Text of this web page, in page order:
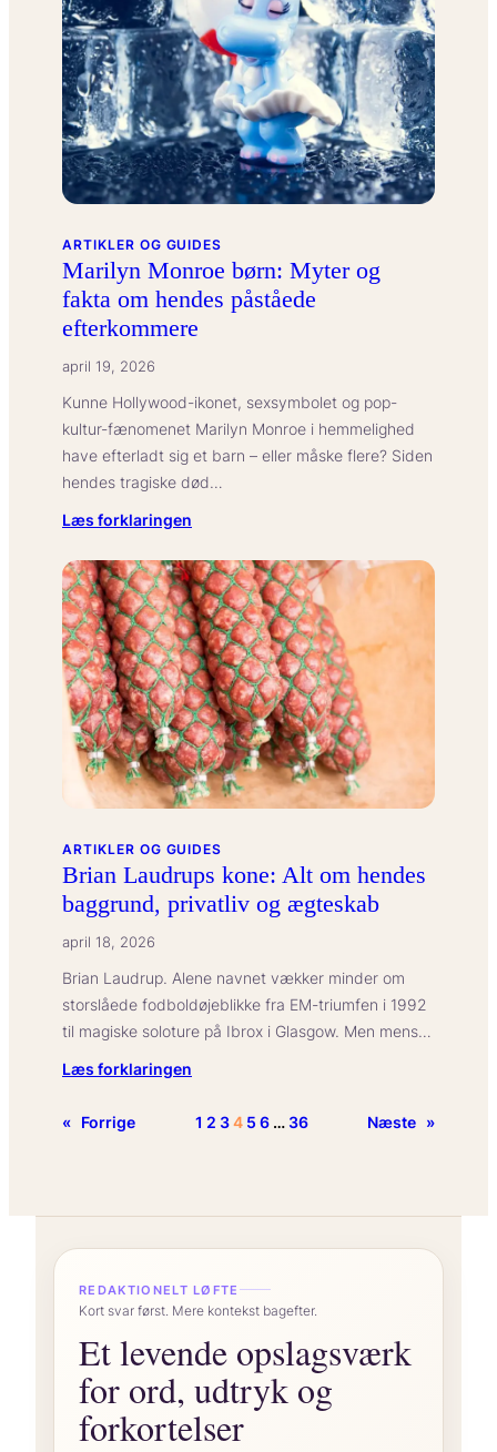
en
sund
work-
life
balance?
ARTIKLER OG GUIDES
Marilyn Monroe børn: Myter og
fakta om hendes påståede
efterkommere
april 19, 2026
Kunne Hollywood-ikonet, sexsymbolet og pop-
kultur-fænomenet Marilyn Monroe i hemmelighed
have efterladt sig et barn – eller måske flere? Siden
hendes tragiske død…
Læs forklaringen
Monroe
børn:
Myter
og
fakta
om
hendes
påståede
efterkommere
ARTIKLER OG GUIDES
Brian Laudrups kone: Alt om hendes
baggrund, privatliv og ægteskab
april 18, 2026
Brian Laudrup. Alene navnet vækker minder om
storslåede fodboldøjeblikke fra EM-triumfen i 1992
til magiske soloture på Ibrox i Glasgow. Men mens…
Læs forklaringen
Laudrups
baggrund,
og
« Forrige 1 2 3 4 5 6 … 36 Næste »
“
REDAKTIONELT LØFTE
Kort svar først. Mere kontekst bagefter.
Et levende opslagsværk
for ord, udtryk og
forkortelser